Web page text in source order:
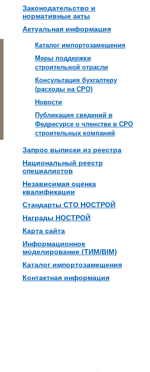
Законодательство и
нормативные акты
Актуальная информация
Каталог импортозамещения
Меры поддержки
строительной отрасли
Консультация бухгалтеру
(расходы на СРО)
Новости
Публикация сведений в
Федресурсе о членстве в СРО
строительных компаний
Запрос выписки из реестра
Национальный реестр
специалистов
Независимая оценка
квалификации
Стандарты СТО НОСТРОЙ
Награды НОСТРОЙ
Карта сайта
Информационное
моделирование (ТИМ/BIM)
Каталог импортозамещения
Контактная информация